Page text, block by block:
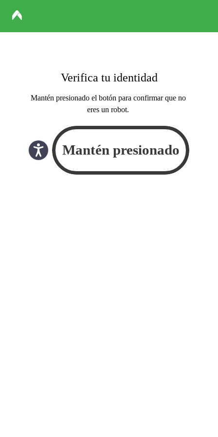
Verifica tu identidad
Mantén presionado el botón para confirmar que no
eres un robot.